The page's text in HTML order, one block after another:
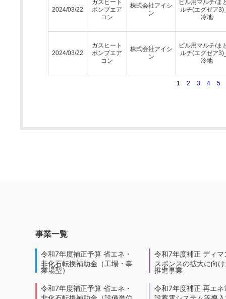
2024/03/22
ガスヒート
ポンプエア
コン
株式会社アイシ
ン
ビル用マルチ/ま
ルチ(エグゼア
冷地
2024/03/22
ガスヒート
ポンプエア
コン
株式会社アイシ
ン
ビル用マルチ/ま
ルチ(エグゼア
冷地
1 2 3 4 5
事業一覧
令和7年度補正予算 省エネ・
非化石転換補助金（工場・事
業場型）
令和7年度補正予算 省エネ・
非化石転換補助金（設備単位
令和7年度補正 ディマ
スポンスの拡大に向
推進事業
令和7年度補正 再エネ
設蓄電システム等導